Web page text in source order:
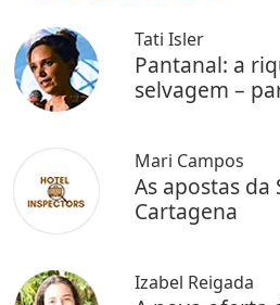
Tati Isler
Pantanal: a
selvagem –
Mari Campos
As apostas da
Cartagena
Izabel Reigada